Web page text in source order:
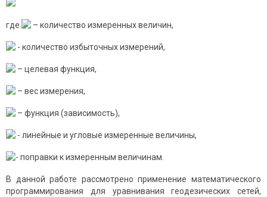
где – количество измеренных величин,
- количество избыточных измерений,
– целевая функция,
– вес измерения,
– функция (зависимость),
- линейные и угловые измеренные величины,
- поправки к измеренным величинам.
В данной работе рассмотрено применение математического
программирования для уравнивания геодезических сетей,